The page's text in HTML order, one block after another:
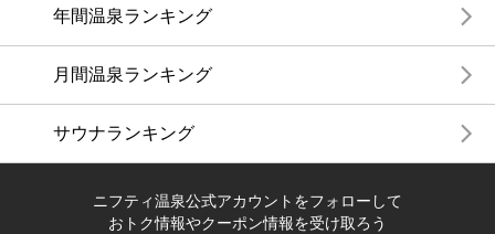
年間温泉ランキング
月間温泉ランキング
サウナランキング
ニフティ温泉公式アカウントをフォローして
おトク情報やクーポン情報を受け取ろう